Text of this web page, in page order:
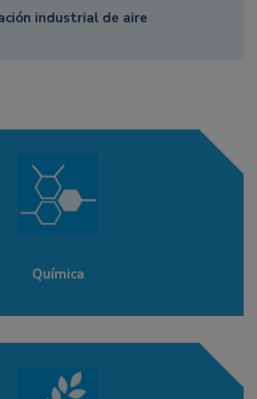
industrial de aire
Química